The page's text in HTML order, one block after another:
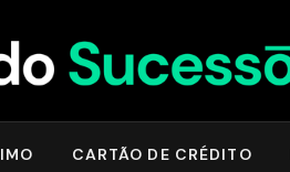
CARTÃO DE CRÉDITO